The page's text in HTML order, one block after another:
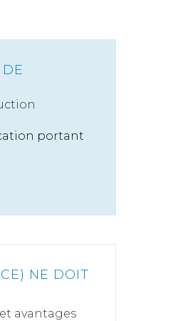
portant
NE DOIT
avantages